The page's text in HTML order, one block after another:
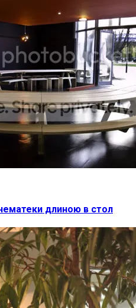
длиною в стол